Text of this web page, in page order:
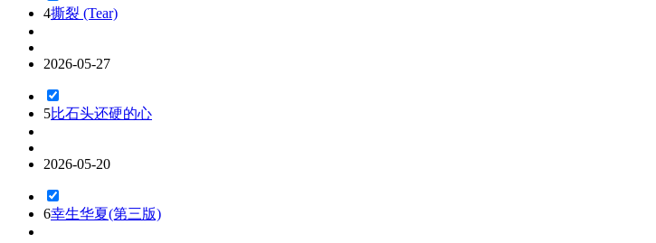
4撕裂 (Tear)
2026-05-27
5比石头还硬的心
2026-05-20
6幸生华夏(第三版)